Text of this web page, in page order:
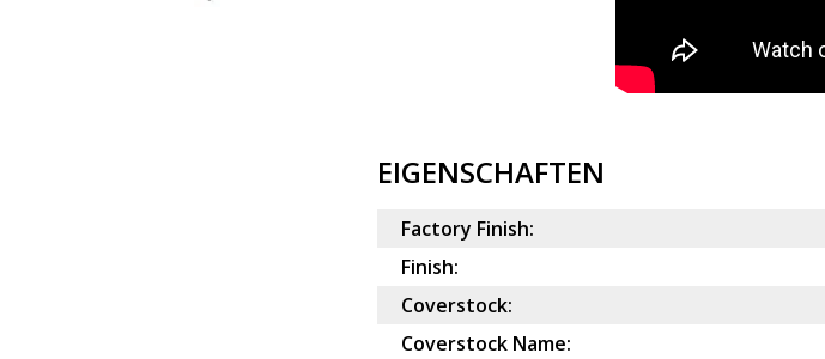
EIGENSCHAFTEN
Factory Finish:
Finish:
Coverstock:
Coverstock Name: